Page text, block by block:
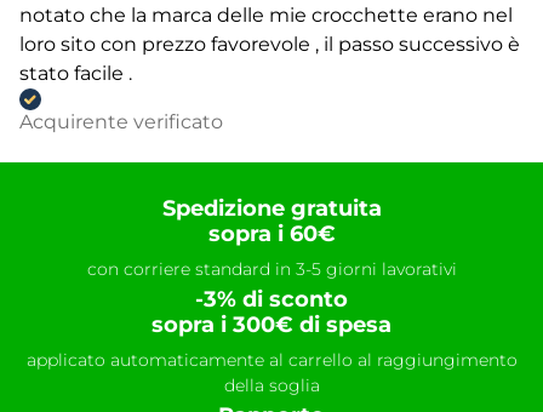
notato che la marca delle mie crocchette erano nel
loro sito con prezzo favorevole , il passo successivo è
stato facile .
Acquirente verificato
Spedizione gratuita
sopra i 60€
con corriere standard in 3-5 giorni lavorativi
-3% di sconto
sopra i 300€ di spesa
applicato automaticamente al carrello al raggiungimento
della soglia